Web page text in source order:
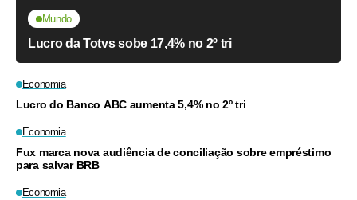
Mundo
Lucro da Totvs sobe 17,4% no 2º tri
Economia
Lucro do Banco ABC aumenta 5,4% no 2º tri
Economia
Fux marca nova audiência de conciliação sobre empréstimo
para salvar BRB
Economia